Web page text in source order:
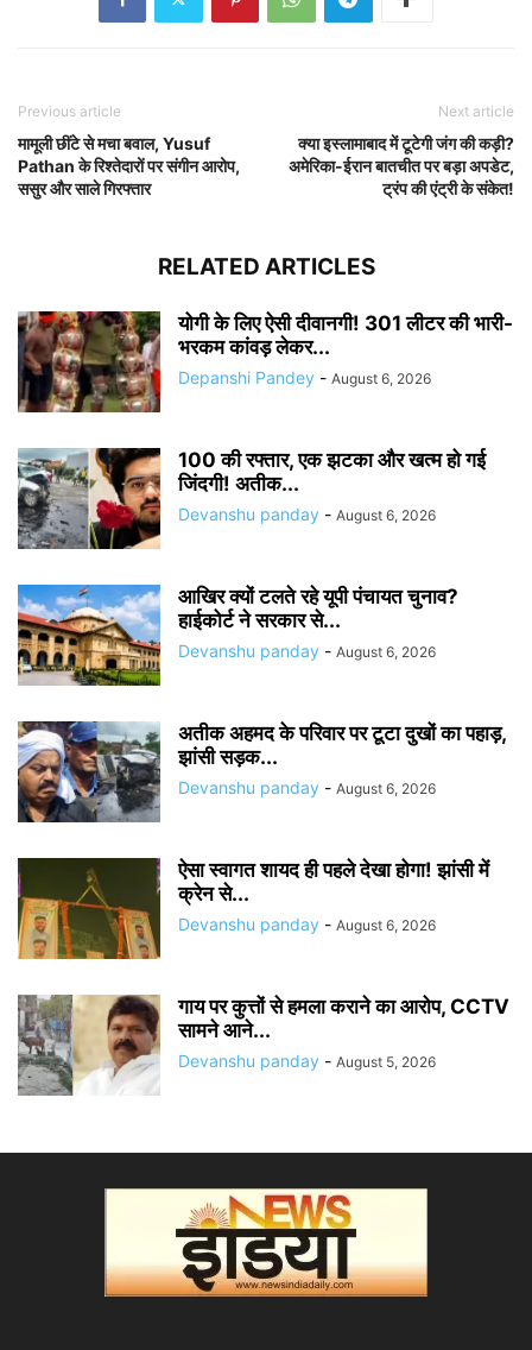
Previous article
मामूली छींटे से मचा बवाल, Yusuf
Pathan के रिश्तेदारों पर संगीन आरोप,
ससुर और साले गिरफ्तार
Next article
क्या इस्लामाबाद में टूटेगी जंग की कड़ी?
अमेरिका-ईरान बातचीत पर बड़ा अपडेट,
ट्रंप की एंट्री के संकेत!
RELATED ARTICLES
योगी के लिए ऐसी दीवानगी! 301 लीटर की भारी-
भरकम कांवड़ लेकर...
Depanshi Pandey - August 6, 2026
100 की रफ्तार, एक झटका और खत्म हो गई
जिंदगी! अतीक...
Devanshu panday - August 6, 2026
आखिर क्यों टलते रहे यूपी पंचायत चुनाव?
हाईकोर्ट ने सरकार से...
Devanshu panday - August 6, 2026
अतीक अहमद के परिवार पर टूटा दुखों का पहाड़,
झांसी सड़क...
Devanshu panday - August 6, 2026
ऐसा स्वागत शायद ही पहले देखा होगा! झांसी में
क्रेन से...
Devanshu panday - August 6, 2026
गाय पर कुत्तों से हमला कराने का आरोप, CCTV
सामने आने...
Devanshu panday - August 5, 2026